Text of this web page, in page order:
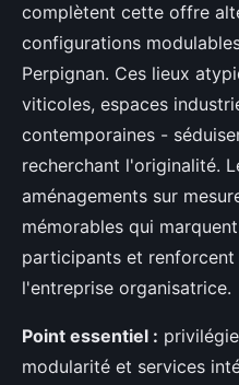
complètent cette offre
configurations
Perpignan. Ces lieux
viticoles, espaces
contemporaines -
recherchant l'originalité.
aménagements sur
mémorables qui
participants et
l'entreprise organisatrice.
Point essentiel :
modularité et services